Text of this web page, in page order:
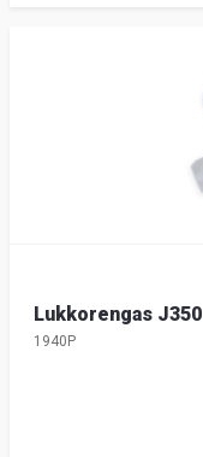
Lukkorengas J350
1940P